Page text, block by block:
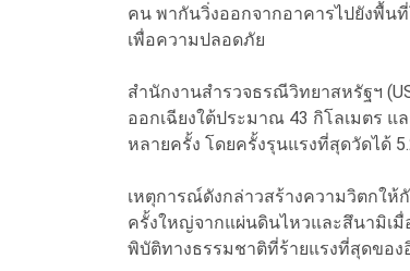
คน พากันวิ่งออกจากอาคารไปยังพื้น
เพื่อความปลอดภัย
สำนักงานสำรวจธรณีวิทยาสหรัฐฯ
ออกเฉียงใต้ประมาณ 43 กิโลเมตร แ
หลายครั้ง โดยครั้งรุนแรงที่สุดวัดได้
เหตุการณ์ดังกล่าวสร้างความวิตกให้
ครั้งใหญ่จากแผ่นดินไหวและสึนามิเมื่
พิบัติทางธรรมชาติที่ร้ายแรงที่สุดขอ